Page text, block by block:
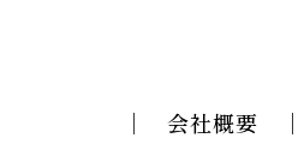
会社概要